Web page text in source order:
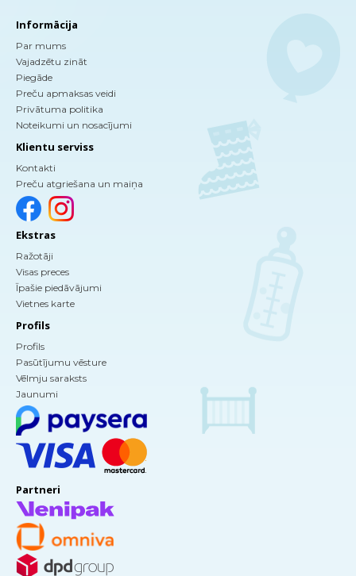
Informācija
Par mums
Vajadzētu zināt
Piegāde
Preču apmaksas veidi
Privātuma politika
Noteikumi un nosacījumi
Klientu serviss
Kontakti
Preču atgriešana un maiņa
Ekstras
Ražotāji
Visas preces
Īpašie piedāvājumi
Vietnes karte
Profils
Profils
Pasūtījumu vēsture
Vēlmju saraksts
Jaunumi
Partneri